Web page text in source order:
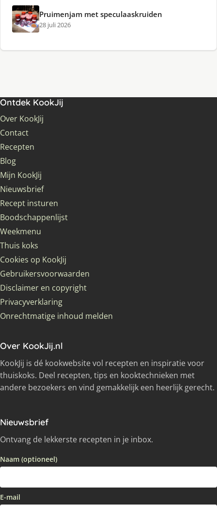
Pruimenjam met speculaaskruiden
28 juli 2026
Ontdek KookJij
Over KookJij
Contact
Recepten
Blog
Mijn KookJij
Nieuwsbrief
Recept insturen
Boodschappenlijst
Weekmenu
Thuis koks
Cookies op KookJij
Gebruikersvoorwaarden
Disclaimer en copyright
Privacyverklaring
Onrechtmatige inhoud melden
Over KookJij.nl
KookJij is dé kookwebsite vol recepten en inspiratie voor
thuiskoks. Deel recepten, tips en kooktechnieken met
andere bezoekers en vind gemakkelijk een heerlijk gerecht.
Nieuwsbrief
Ontvang de lekkerste recepten in je inbox.
Naam (optioneel)
E-mail